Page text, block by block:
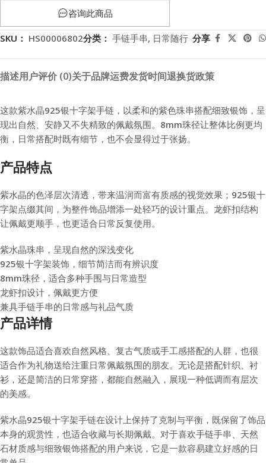
咨询此商品
SKU： HS00006802分类： 手链手串, 日常随行 分享
描述用户评价 (0)关于品牌运费发货时间退换货政策
这款紫水晶925银十字架手链，以柔和的紫色珠串搭配细致银饰，呈
现出自然、安静又不失精致的佩戴氛围。8mm珠径让整体比例更均
衡，日常搭配时既有细节，也不会显得过于张扬。
产品特点
紫水晶的色泽层次清透，带来温润而富有质感的视觉效果；925银十
字架点缀其间，为整件饰品增添一处轻巧的设计重点。龙虾扣结构
让佩戴更顺手，也更适合日常反复使用。
紫水晶珠串，呈现自然的深浅变化
925银十字架装饰，细节简洁而有辨识度
8mm珠径，适合多种手围与日常造型
龙虾扣设计，佩戴更方便
兼具手链手串的日常感与礼品气质
产品详情
这款饰品适合喜欢自然风格、复古气质或手工感搭配的人群，也很
适合作为礼物送给注重日常佩戴氛围的朋友。无论是搭配针织、衬
衫，还是简洁的日常穿搭，都能自然融入，展现一种低调而有层次
的美感。
紫水晶925银十字架手链在设计上保持了克制与平衡，既保留了饰品
本身的观赏性，也适合收藏与长期佩戴。对于喜欢手链手串、天然
石材质感与细致银饰搭配的用户来说，它是一款容易建立好感的日